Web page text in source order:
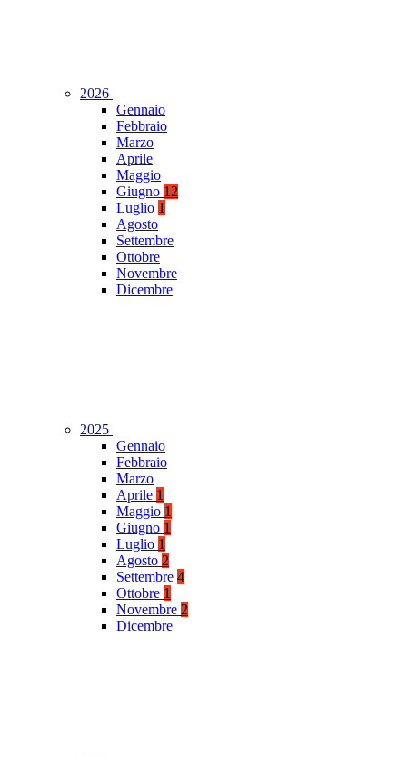
2026
Gennaio
Febbraio
Marzo
Aprile
Maggio
Giugno 12
Luglio 1
Agosto
Settembre
Ottobre
Novembre
Dicembre
2025
Gennaio
Febbraio
Marzo
Aprile 1
Maggio 1
Giugno 1
Luglio 1
Agosto 2
Settembre 4
Ottobre 1
Novembre 2
Dicembre